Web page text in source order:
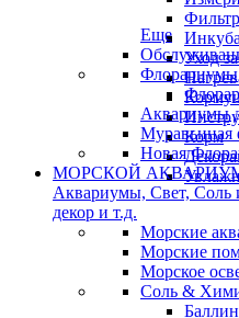
Уход
Корм
Еще
Флорариумы
Аквариумы
Муравьиная
Новая
МОРСКОЙ
Аквариумы, Свет, Соль
декор и т.д.
Морские
Морские
Морское
Соль &